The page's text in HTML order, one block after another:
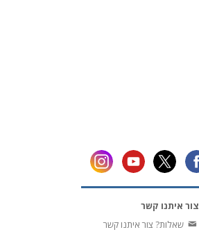
צור איתנו קשר
שאלות? צור איתנו קשר